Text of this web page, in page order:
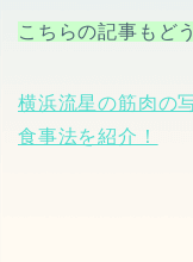
こちらの記事もど
横浜流星の筋肉の
食事法を紹介！